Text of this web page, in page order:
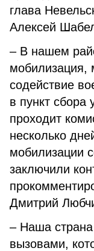
глава
Алексей
– В нашем
мобилизация,
содействие
в пункт сбора
проходит
несколько
мобилизации
заключили
Дмитрий
– Наша страна
вызовами,